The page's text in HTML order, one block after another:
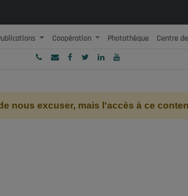
Algérienne Démocratique et Populaire
Coopération Photothèque Centre
nous excuser, mais l'accès à ce